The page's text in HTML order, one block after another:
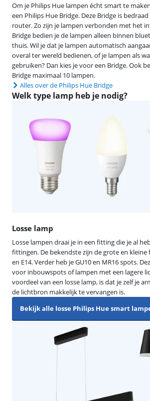
Om je Philips Hue lampen écht smart te
een Philips Hue Bridge. Deze Bridge is
router. Zo zijn je lampen verbonden met het
Bridge bedien je de lampen alleen binnen
thuis. Wil je dat je lampen automatisch
overal ter wereld bedienen, of je lampen als
gebruiken? Dan kies je voor een Bridge. Ook
Bridge maximaal 10 lampen.
Alles over de Philips Hue Bridge
Welk type lamp heb je nodig?
Losse lamp
Losse lampen draai je in een fitting die je al
fittingen. De bekendste zijn de grote en kleine
en E14. Verder heb je GU10 en MR16 spots.
voor inbouwspots of lampen met een lagere
voordeel van een losse lamp, is dat je zelf je
de lichtbron makkelijk te vervangen is.
Bekijk alle losse Philips Hue smart